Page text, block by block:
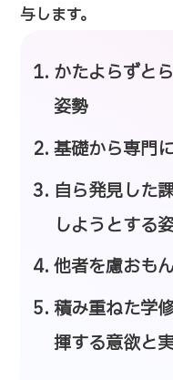
与します。
かたよらずと
姿勢
基礎から専門
自ら発見した
しようとする
他者を慮おも
積み重ねた学
揮する意欲と